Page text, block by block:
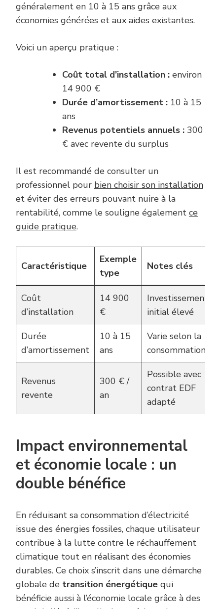
généralement en 10 à 15 ans grâce aux
économies générées et aux aides existantes.
Voici un aperçu pratique :
Coût total d’installation : environ
14 900 €
Durée d’amortissement : 10 à 15
ans
Revenus potentiels annuels : 300
€ avec revente du surplus
Il est recommandé de consulter un
professionnel pour bien choisir son installation
et éviter des erreurs pouvant nuire à la
rentabilité, comme le souligne également ce
guide pratique.
Caractéristique
Exemple
type
Notes clés
Coût
d’installation
14 900
€
Investissement
initial élevé
Durée
d’amortissement
10 à 15
ans
Varie selon la
consommation
Revenus
revente
300 € /
an
Possible avec
contrat EDF
adapté
Impact environnemental
et économie locale : un
double bénéfice
En réduisant sa consommation d’électricité
issue des énergies fossiles, chaque utilisateur
contribue à la lutte contre le réchauffement
climatique tout en réalisant des économies
durables. Ce choix s’inscrit dans une démarche
globale de transition énergétique qui
bénéficie aussi à l’économie locale grâce à des